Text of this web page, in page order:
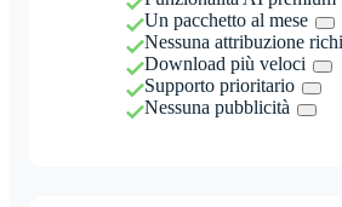
Un pacchetto al mese
Nessuna attribuzione
Download più veloci
Supporto prioritario
Nessuna pubblicità